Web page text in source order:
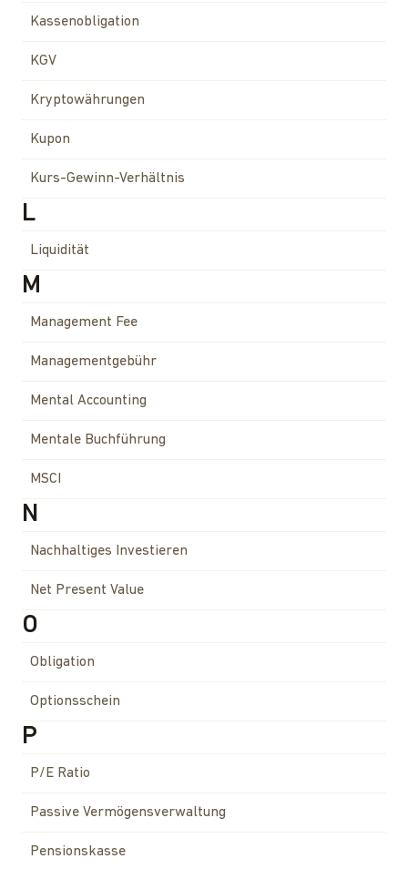
Kassenobligation
KGV
Kryptowährungen
Kupon
Kurs-Gewinn-Verhältnis
L
Liquidität
M
Management Fee
Managementgebühr
Mental Accounting
Mentale Buchführung
MSCI
N
Nachhaltiges Investieren
Net Present Value
O
Obligation
Optionsschein
P
P/E Ratio
Passive Vermögensverwaltung
Pensionskasse